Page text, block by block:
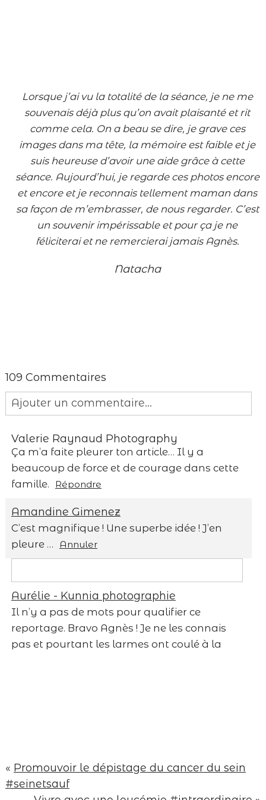
Lorsque j’ai vu la totalité de la séance, je ne me
souvenais déjà plus qu’on avait plaisanté et rit
comme cela. On a beau se dire, je grave ces
images dans ma tête, la mémoire est faible et je
suis heureuse d’avoir une aide grâce à cette
séance. Aujourd’hui, je regarde ces photos encore
et encore et je reconnais tellement maman dans
sa façon de m’embrasser, de nous regarder. C’est
un souvenir impérissable et pour ça je ne
féliciterai et ne remercierai jamais Agnès.
Natacha
109 Commentaires
Ajouter un commentaire...
Your email is
never published or shared.
Required fields are marked *
browser for the next time I comment.
Post Comment
Valerie Raynaud Photography
Ça m’a faite pleurer ton article… Il y a
beaucoup de force et de courage dans cette
famille.
Répondre
Amandine Gimenez
C’est magnifique ! Une superbe idée ! J’en
pleure …
Annuler
Your email isnever published or shared.
Required fields are marked *
Post Comment
Aurélie - Kunnia photographie
Il n’y a pas de mots pour qualifier ce
reportage. Bravo Agnès ! Je ne les connais
pas et pourtant les larmes ont coulé à la
margauxgraphy
Fiou.
« Promouvoir le dépistage du cancer du sein
#seinetsauf